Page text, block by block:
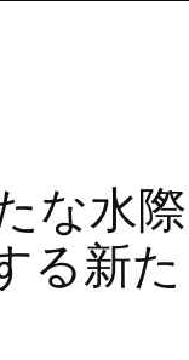
な水際
る新た